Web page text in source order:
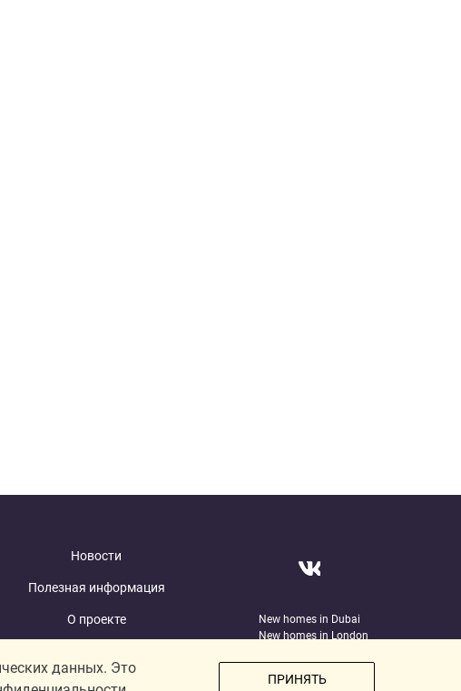
Новости
Полезная информация
О проекте
New homes in Dubai
New homes in London
данных. Это
ПРИНЯТЬ